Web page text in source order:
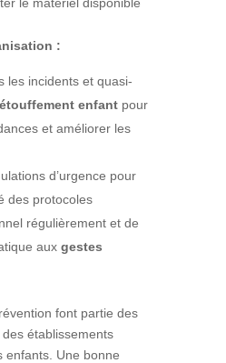
:
les incidents et quasi-
enfantpour
et améliorer les
d’urgence pour
des protocoles
régulièrement et de
aux gestes
font partie des
établissements
enfants. Une bonne